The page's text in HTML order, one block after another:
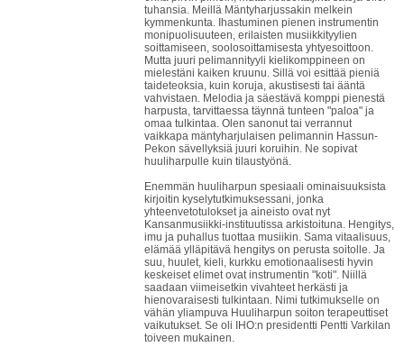
tuhansia. Meillä Mäntyharjussakin melkein
kymmenkunta. Ihastuminen pienen instrumentin
monipuolisuuteen, erilaisten musiikkityylien
soittamiseen, soolosoittamisesta yhtyesoittoon.
Mutta juuri pelimannityyli kielikomppineen on
mielestäni kaiken kruunu. Sillä voi esittää pieniä
taideteoksia, kuin koruja, akustisesti tai ääntä
vahvistaen. Melodia ja säestävä komppi pienestä
harpusta, tarvittaessa täynnä tunteen "paloa" ja
omaa tulkintaa. Olen sanonut tai verrannut
vaikkapa mäntyharjulaisen pelimannin Hassun-
Pekon sävellyksiä juuri koruihin. Ne sopivat
huuliharpulle kuin tilaustyönä.
Enemmän huuliharpun spesiaali ominaisuuksista
kirjoitin kyselytutkimuksessani, jonka
yhteenvetotulokset ja aineisto ovat nyt
Kansanmusiikki-instituutissa arkistoituna. Hengitys,
imu ja puhallus tuottaa musiikin. Sama vitaalisuus,
elämää ylläpitävä hengitys on perusta soitolle. Ja
suu, huulet, kieli, kurkku emotionaalisesti hyvin
keskeiset elimet ovat instrumentin "koti". Niillä
saadaan viimeisetkin vivahteet herkästi ja
hienovaraisesti tulkintaan. Nimi tutkimukselle on
vähän yliampuva Huuliharpun soiton terapeuttiset
vaikutukset. Se oli IHO:n presidentti Pentti Varkilan
toiveen mukainen.